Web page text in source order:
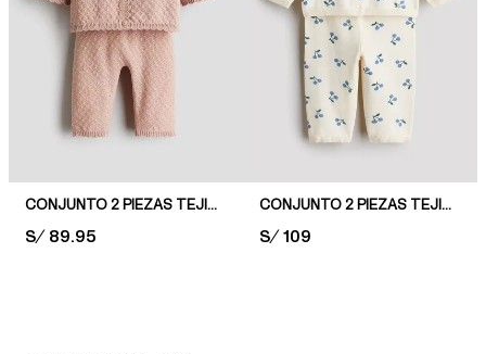
CONJUNTO 2 PIEZAS TEJIDAS EN POINTELLE DE ALGODÓN
PRICE:
S/ 89.95
CONJUNTO 2 PIEZAS TEJIDAS EN PUNTO FINO DE ALGODÓN
PRICE:
S/ 109